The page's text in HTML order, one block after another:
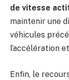
de vitesse
maintenir une
véhicules
l’accélération
Enfin, le